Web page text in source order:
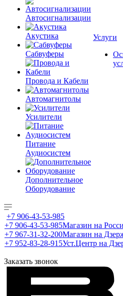
Автосигнализации
Акустика
Сабвуферы
Провода и Кабели
Автомагнитолы
Усилители
Питание
Аудиосистем
Дополнительное
Оборудование
Услуги
+7 906-43-53-985
+7 906-43-53-985Магазин на
+7 967-31-32-200Магазин на
+7 952-83-28-915Уст.Центр на
Заказать звонок